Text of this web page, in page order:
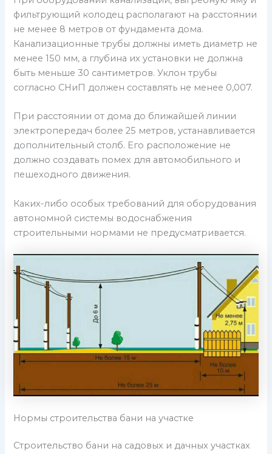
фильтрующий колодец располагают на расстоянии
не менее 8 метров от фундамента дома.
Канализационные трубы должны иметь диаметр не
менее 150 мм, а глубина их установки не должна
быть меньше 30 сантиметров. Уклон трубы
согласно СНиП должен составлять не менее 0,007.
При расстоянии от дома до ближайшей линии
электропередач более 25 метров, устанавливается
дополнительный столб. Его расположение не
должно создавать помех для автомобильного и
пешеходного движения.
Каких-либо особых требований для оборудования
автономной системы водоснабжения
строительными нормами не предусматривается.
Нормы строительства бани на участке
Строительство бани на садовых и дачных участках